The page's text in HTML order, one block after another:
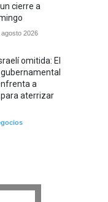
cierre a
agosto 2026
omitida: El
a
aterrizar